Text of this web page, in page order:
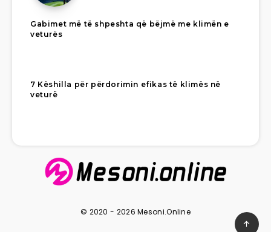
Gabimet më të shpeshta që bëjmë me klimën e
veturës
7 Këshilla për përdorimin efikas të klimës në
veturë
© 2020 - 2026 Mesoni.Online